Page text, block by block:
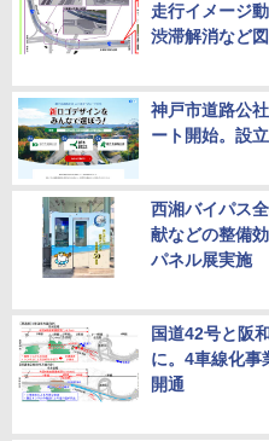
走行イメージ
渋滞解消など
神戸市道路公
ート開始。設
西湘バイパス
献などの整備
パネル展実施
国道42号と阪
に。4車線化事
開通